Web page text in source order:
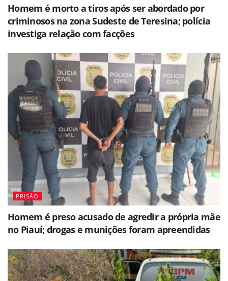
Homem é morto a tiros após ser abordado por
criminosos na zona Sudeste de Teresina; polícia
investiga relação com facções
PRISÃO
Homem é preso acusado de agredir a própria mãe
no Piauí; drogas e munições foram apreendidas